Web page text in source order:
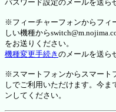
パスワード設定のメールを送ら
※フィーチャーフォンからフィ
しい機種から
をお送りください。
機種変更手続き のメールを送ら
※スマートフォンからスマート
しでご利用いただけます。今ま
ンしてください。